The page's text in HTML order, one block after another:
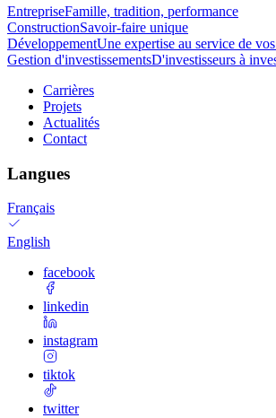
EntrepriseFamille, tradition, performance
ConstructionSavoir-faire unique
DéveloppementUne expertise au service de
Gestion d'investissementsD'investisseurs à
Carrières
Projets
Actualités
Contact
Langues
Français
English
facebook
linkedin
instagram
tiktok
twitter